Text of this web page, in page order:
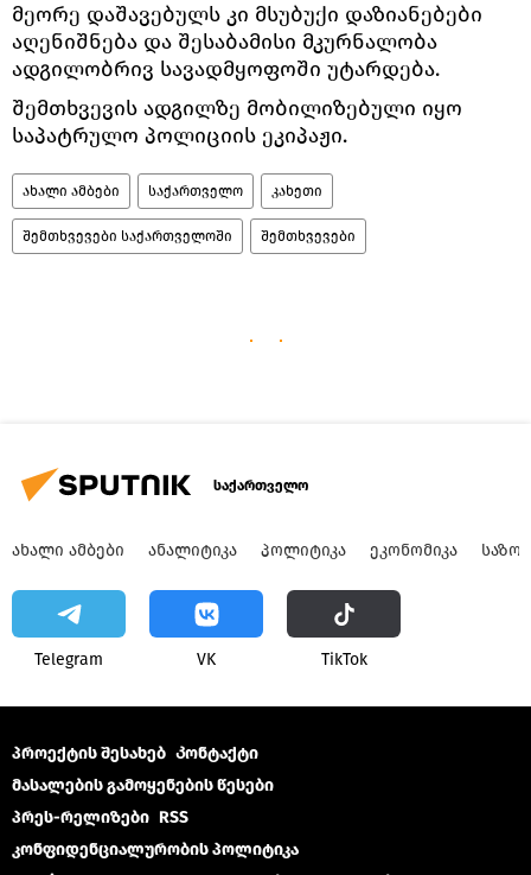
მეორე დაშავებულს კი მსუბუქი დაზიანებები
აღენიშნება და შესაბამისი მკურნალობა
ადგილობრივ სავადმყოფოში უტარდება.
შემთხვევის ადგილზე მობილიზებული იყო
საპატრულო პოლიციის ეკიპაჟი.
ახალი ამბები საქართველო კახეთი
შემთხვევები საქართველოში შემთხვევები
საქართველო
ᲐᲮᲐᲚᲘ ᲐᲛᲑᲔᲑᲘ ᲐᲜᲐᲚᲘᲢᲘᲙᲐ ᲞᲝᲚᲘᲢᲘᲙᲐ ᲔᲙᲝᲜᲝᲛᲘᲙᲐ
Telegram VK ТikТоk
პროექტის შესახებ Კონტაქტი
მასალების გამოყენების წესები
პრეს-რელიზები RSS
კონფიდენციალურობის პოლიტიკა